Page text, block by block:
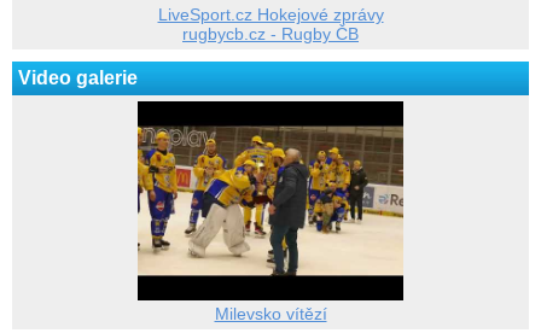
LiveSport.cz Hokejové zprávy
rugbycb.cz - Rugby ČB
Video galerie
Milevsko vítězí